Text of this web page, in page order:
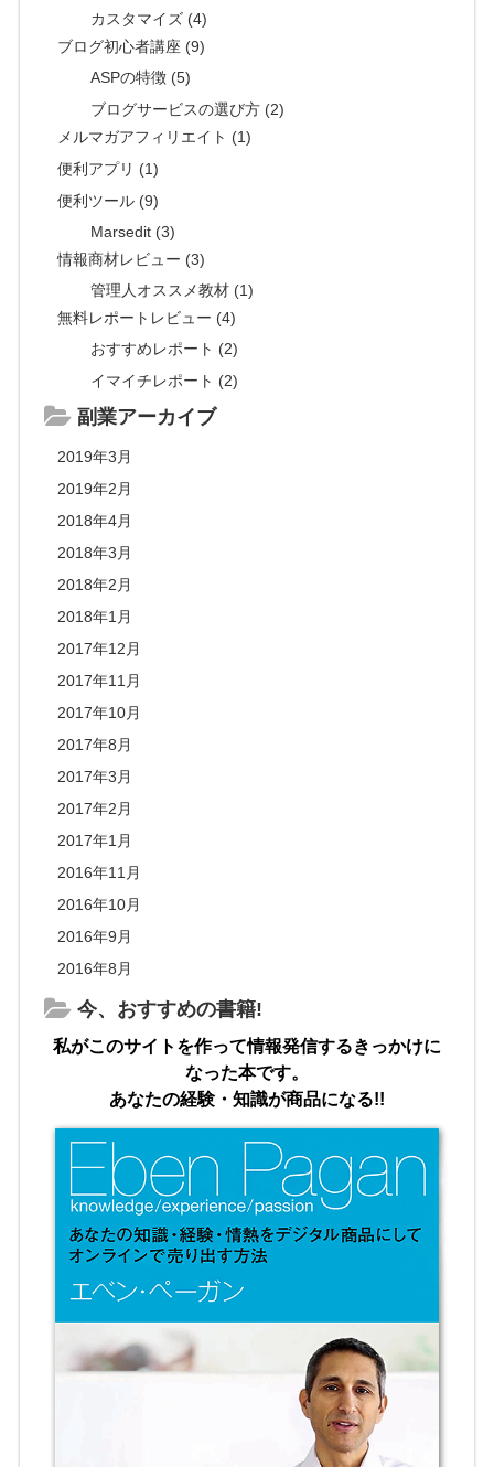
カスタマイズ (4)
ブログ初心者講座 (9)
ASPの特徴 (5)
ブログサービスの選び方 (2)
メルマガアフィリエイト (1)
便利アプリ (1)
便利ツール (9)
Marsedit (3)
情報商材レビュー (3)
管理人オススメ教材 (1)
無料レポートレビュー (4)
おすすめレポート (2)
イマイチレポート (2)
副業アーカイブ
2019年3月
2019年2月
2018年4月
2018年3月
2018年2月
2018年1月
2017年12月
2017年11月
2017年10月
2017年8月
2017年3月
2017年2月
2017年1月
2016年11月
2016年10月
2016年9月
2016年8月
今、おすすめの書籍!
私がこのサイトを作って情報発信するきっかけに
なった本です。
あなたの経験・知識が商品になる!!